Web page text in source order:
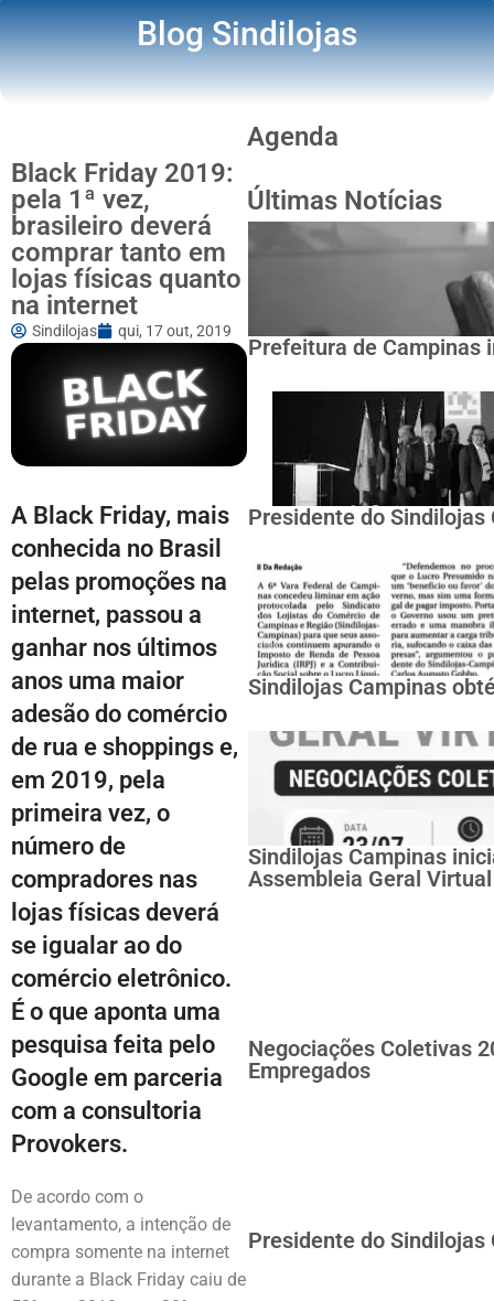
Blog Sindilojas
Black Friday 2019:
pela 1ª vez,
brasileiro deverá
comprar tanto em
lojas físicas quanto
na internet
Sindilojas qui, 17 out, 2019
A Black Friday, mais
conhecida no Brasil
pelas promoções na
internet, passou a
ganhar nos últimos
anos uma maior
adesão do comércio
de rua e shoppings e,
em 2019, pela
primeira vez, o
número de
compradores nas
lojas físicas deverá
se igualar ao do
comércio eletrônico.
É o que aponta uma
pesquisa feita pelo
Google em parceria
com a consultoria
Provokers.
De acordo com o
levantamento, a intenção de
compra somente na internet
durante a Black Friday caiu de
Agenda
Últimas Notícias
Prefeitura de Campinas
Presidente do Sindilojas
Sindilojas Campinas
Sindilojas Campinas
Assembleia Geral Virtual
Negociações Coletivas
Empregados
Presidente do